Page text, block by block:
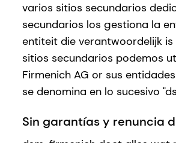
varios sitios secundarios
secundarios los gestiona la
entiteit die verantwoordelijk
sitios secundarios podemos
Firmenich AG or sus
se denomina en lo sucesivo
Sin garantías y renuncia